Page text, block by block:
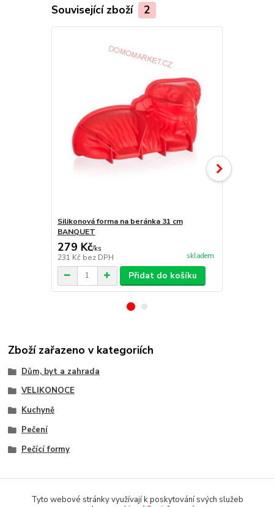
Související zboží 2
Silikonová forma na beránka 31 cm
BANQUET
279 Kč/ks
231 Kč bez DPH skladem
Přidat do košíku
Zboží zařazeno v kategoriích
Dům, byt a zahrada
VELIKONOCE
Kuchyně
Pečení
Pečící formy
Tyto webové stránky využívají k poskytování svých služeb